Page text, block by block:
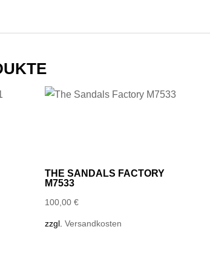
THE SANDALS FACTORY
M7533
100,00 €
zzgl. Versandkosten